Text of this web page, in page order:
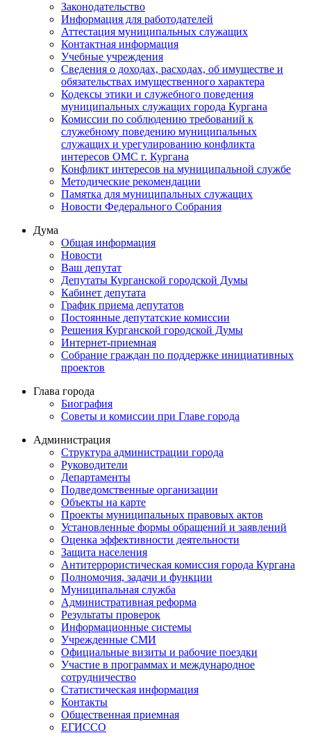
Законодательство
Информация для работодателей
Аттестация муниципальных служащих
Контактная информация
Учебные учреждения
Сведения о доходах, расходах, об имуществе и
обязательствах имущественного характера
Кодексы этики и служебного поведения
муниципальных служащих города Кургана
Комиссии по соблюдению требований к
служебному поведению муниципальных
служащих и урегулированию конфликта
интересов ОМС г. Кургана
Конфликт интересов на муниципальной службе
Методические рекомендации
Памятка для муниципальных служащих
Новости Федерального Cобрания
Дума
Общая информация
Новости
Ваш депутат
Депутаты Курганской городской Думы
Кабинет депутата
График приема депутатов
Постоянные депутатские комиссии
Решения Курганской городской Думы
Интернет-приемная
Собрание граждан по поддержке инициативных
проектов
Глава города
Биография
Советы и комиссии при Главе города
Администрация
Структура администрации города
Руководители
Департаменты
Подведомственные организации
Объекты на карте
Проекты муниципальных правовых актов
Установленные формы обращений и заявлений
Оценка эффективности деятельности
Защита населения
Антитеррористическая комиссия города Кургана
Полномочия, задачи и функции
Муниципальная служба
Административная реформа
Результаты проверок
Информационные системы
Учрежденные СМИ
Официальные визиты и рабочие поездки
Участие в программах и международное
сотрудничество
Статистическая информация
Контакты
Общественная приемная
ЕГИССО